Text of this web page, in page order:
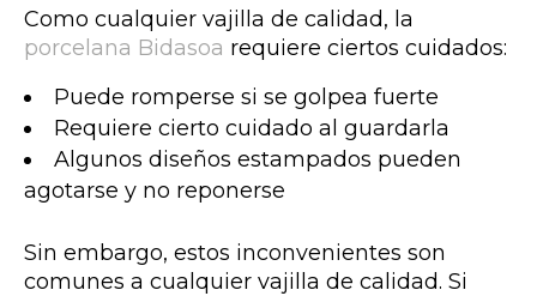
Como cualquier vajilla de calidad, la
porcelana Bidasoa requiere ciertos cuidados:
Puede romperse si se golpea fuerte
Requiere cierto cuidado al guardarla
Algunos diseños estampados pueden
agotarse y no reponerse
Sin embargo, estos inconvenientes son
comunes a cualquier vajilla de calidad. Si